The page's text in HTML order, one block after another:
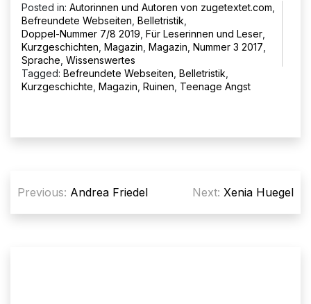
Posted in: Autorinnen und Autoren von zugetextet.com
Befreundete Webseiten Belletristik
Doppel-Nummer 7/8 2019 Für Leserinnen und Leser
Kurzgeschichten Magazin Magazin Nummer 3 2017
Sprache Wissenswertes
Tagged: Befreundete Webseiten Belletristik
Kurzgeschichte Magazin Ruinen Teenage Angst
Previous: Andrea Friedel Next: Xenia Huegel